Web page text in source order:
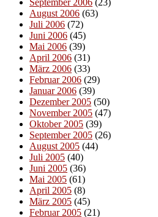
September 2006 (23)
August 2006 (63)
Juli 2006 (72)
Juni 2006 (45)
Mai 2006 (39)
April 2006 (31)
März 2006 (33)
Februar 2006 (29)
Januar 2006 (39)
Dezember 2005 (50)
November 2005 (47)
Oktober 2005 (39)
September 2005 (26)
August 2005 (44)
Juli 2005 (40)
Juni 2005 (36)
Mai 2005 (61)
April 2005 (8)
März 2005 (45)
Februar 2005 (21)